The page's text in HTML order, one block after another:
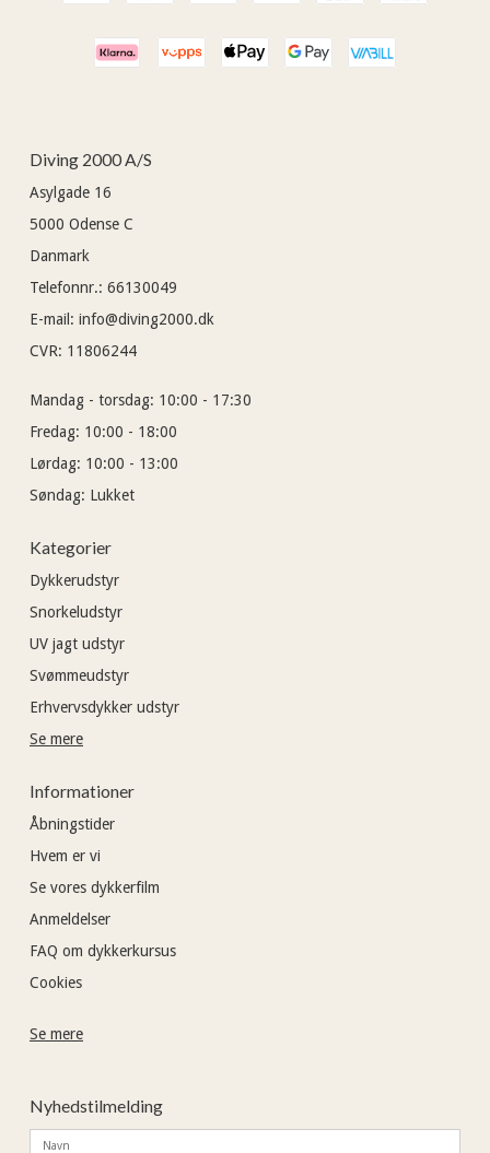
Diving 2000 A/S
Asylgade 16
5000 Odense C
Danmark
Telefonnr.: 66130049
E-mail : info@diving2000.dk
CVR: 11806244
Mandag - torsdag: 10:00 - 17:30
Fredag: 10:00 - 18:00
Lørdag: 10:00 - 13:00
Søndag: Lukket
Kategorier
Dykkerudstyr
Snorkeludstyr
UV jagt udstyr
Svømmeudstyr
Erhvervsdykker udstyr
Se mere
Informationer
Åbningstider
Hvem er vi
Se vores dykkerfilm
Anmeldelser
FAQ om dykkerkursus
Cookies
Se mere
Nyhedstilmelding